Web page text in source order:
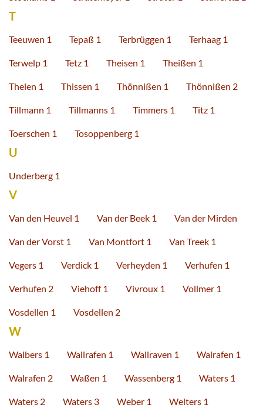
T
Teeuwen 1 Tepaß 1 Terbrüggen 1 Terhaag 1
Terwelp 1 Tetz 1 Theisen 1 Theißen 1
Thelen 1 Thissen 1 Thönnißen 1 Thönnißen 2
Tillmann 1 Tillmanns 1 Timmers 1 Titz 1
Toerschen 1 Tosoppenberg 1
U
Underberg 1
V
Van den Heuvel 1 Van der Beek 1 Van der Mirden
Van der Vorst 1 Van Montfort 1 Van Treek 1
Vegers 1 Verdick 1 Verheyden 1 Verhufen 1
Verhufen 2 Viehoff 1 Vivroux 1 Vollmer 1
Vosdellen 1 Vosdellen 2
W
Walbers 1 Wallrafen 1 Wallraven 1 Walrafen 1
Walrafen 2 Waßen 1 Wassenberg 1 Waters 1
Waters 2 Waters 3 Weber 1 Welters 1